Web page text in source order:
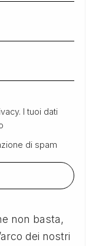
di spam
non basta,
dei nostri